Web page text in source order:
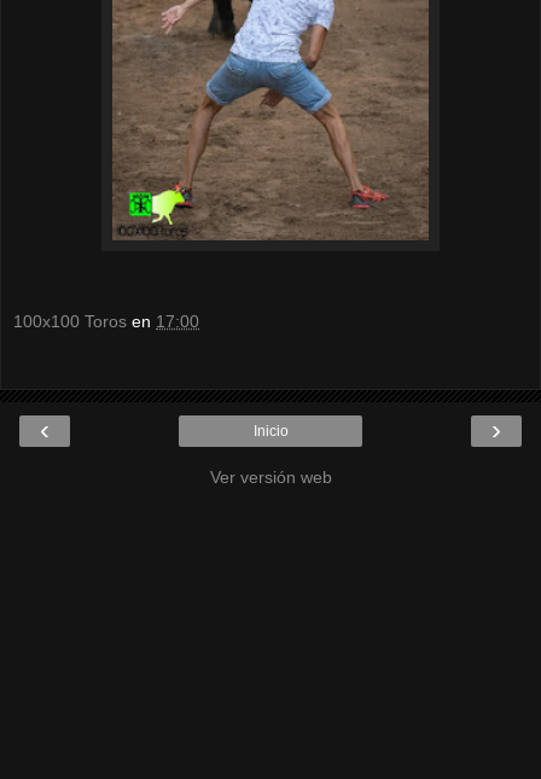
100x100 Toros en 17:00
‹ ›
Inicio
Ver versión web